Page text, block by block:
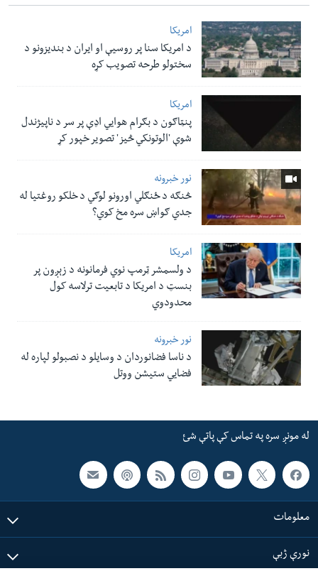
امریکا
د امریکا سنا پر روسیې او ایران د بندیزونو د
سختولو طرحه تصویب کړه
امریکا
پنټاګون د بګرام هوایي اډې پر سر د ناپيژندل
شوې 'الوتونکي څيز' تصویر خپور کړ
نور خبرونه
څنګه د ځنګلي اورونو لوګي د خلکو روغتیا له
جدي ګواښ سره مخ کوي؟
امریکا
د ولسمشر ټرمپ نوي فرمانونه د زېږون پر
بنسټ د امریکا د تابعیت ترلاسه کول
محدودوي
نور خبرونه
د ناسا فضانوردان د وسایلو د نصبولو لپاره له
فضایي ستیشن ووتل
له مونږ سره په تماس کې پاتې شئ
معلومات
نورې ژبې